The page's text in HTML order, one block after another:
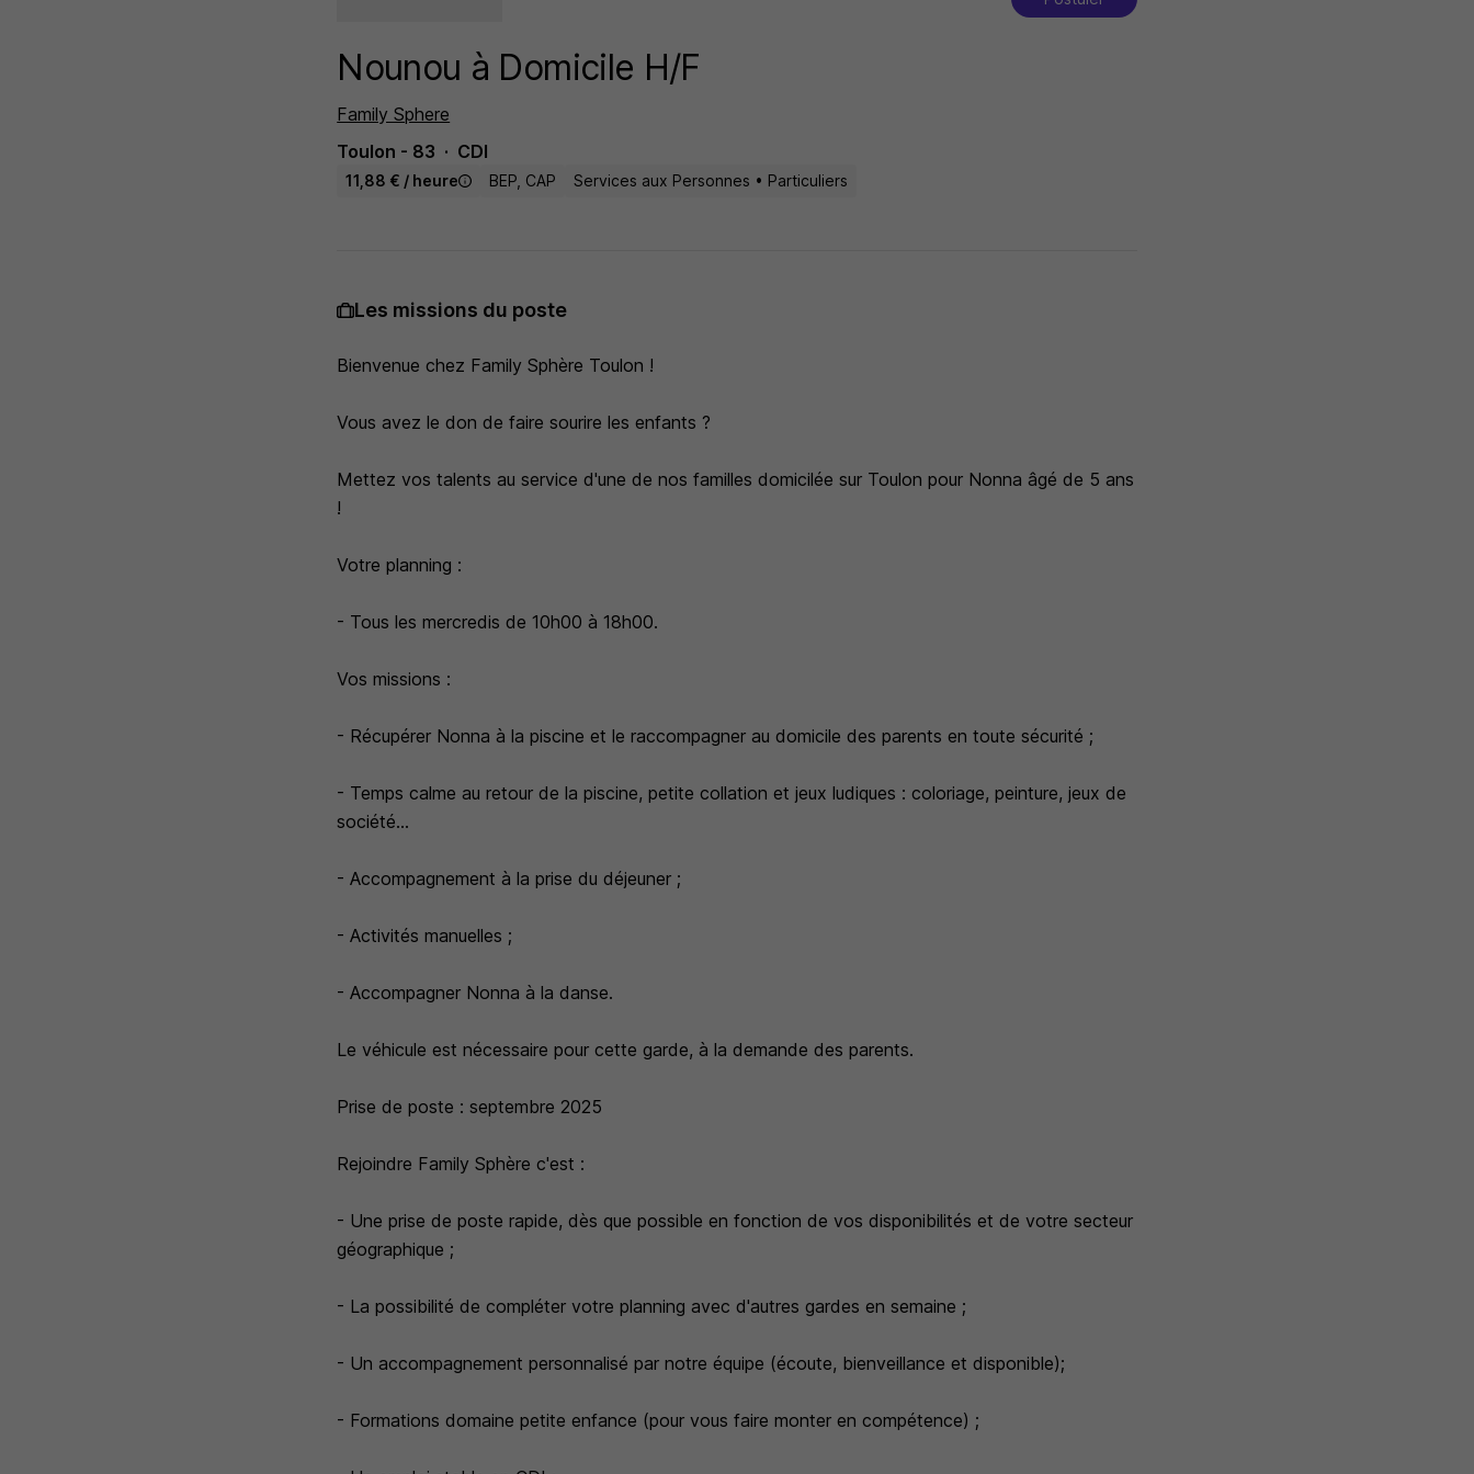
Nounou à Domicile H/F
Family Sphere
Toulon - 83
CDI
11,88 € / heure BEP, CAP Services aux Personnes • Particuliers
Les missions du poste
Bienvenue chez Family Sphère Toulon !
Vous avez le don de faire sourire les enfants ?
Mettez vos talents au service d'une de nos familles domicilée sur Toulon pour Nonna âgé de 5 ans
!
Votre planning :
- Tous les mercredis de 10h00 à 18h00.
Vos missions :
- Récupérer Nonna à la piscine et le raccompagner au domicile des parents en toute sécurité ;
- Temps calme au retour de la piscine, petite collation et jeux ludiques : coloriage, peinture, jeux de
société...
- Accompagnement à la prise du déjeuner ;
- Activités manuelles ;
- Accompagner Nonna à la danse.
Le véhicule est nécessaire pour cette garde, à la demande des parents.
Prise de poste : septembre 2025
Rejoindre Family Sphère c'est :
- Une prise de poste rapide, dès que possible en fonction de vos disponibilités et de votre secteur
géographique ;
- La possibilité de compléter votre planning avec d'autres gardes en semaine ;
- Un accompagnement personnalisé par notre équipe (écoute, bienveillance et disponible);
- Formations domaine petite enfance (pour vous faire monter en compétence) ;